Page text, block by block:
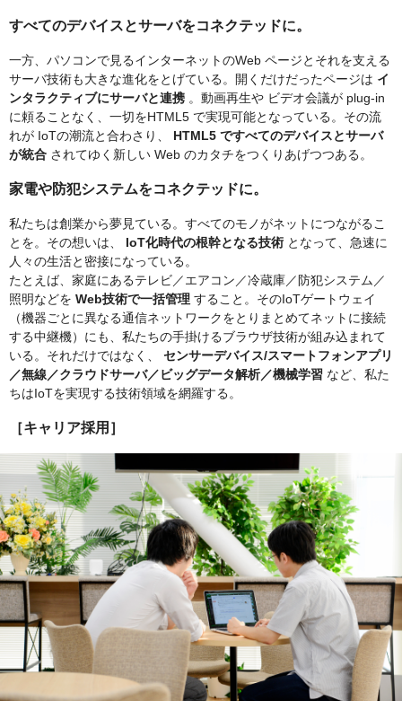
すべてのデバイスとサーバをコネクテッドに。
一方、パソコンで見るインターネットのWeb ページとそれを支える
サーバ技術も大きな進化をとげている。開くだけだったページは イ
ンタラクティブにサーバと連携 。動画再生や ビデオ会議が plug-in
に頼ることなく、一切をHTML5 で実現可能となっている。その流
れが IoTの潮流と合わさり、 HTML5 ですべてのデバイスとサーバ
が統合 されてゆく新しい Web のカタチをつくりあげつつある。
家電や防犯システムをコネクテッドに。
私たちは創業から夢見ている。すべてのモノがネットにつながるこ
とを。その想いは、 IoT化時代の根幹となる技術 となって、急速に
人々の生活と密接になっている。
たとえば、家庭にあるテレビ／エアコン／冷蔵庫／防犯システム／
照明などを Web技術で一括管理 すること。そのIoTゲートウェイ
（機器ごとに異なる通信ネットワークをとりまとめてネットに接続
する中継機）にも、私たちの手掛けるブラウザ技術が組み込まれて
いる。それだけではなく、 センサーデバイス/スマートフォンアプリ
／無線／クラウドサーバ／ビッグデータ解析／機械学習 など、私た
ちはIoTを実現する技術領域を網羅する。
［キャリア採用］